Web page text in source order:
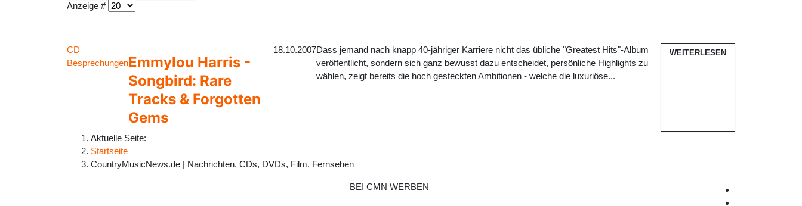
Anzeige #
CD
BesprechungenEmmylou Harris -
Songbird: Rare
Tracks & Forgotten
Gems
18.10.2007Dass jemand nach knapp 40-jähriger Karriere nicht das übliche "Greatest Hits"-Album
veröffentlicht, sondern sich ganz bewusst dazu entscheidet, persönliche Highlights zu
wählen, zeigt bereits die hoch gesteckten Ambitionen - welche die luxuriöse...
WEITERLESEN
Aktuelle Seite:
Startseite
CountryMusicNews.de | Nachrichten, CDs, DVDs, Film, Fernsehen
BEI CMN WERBEN